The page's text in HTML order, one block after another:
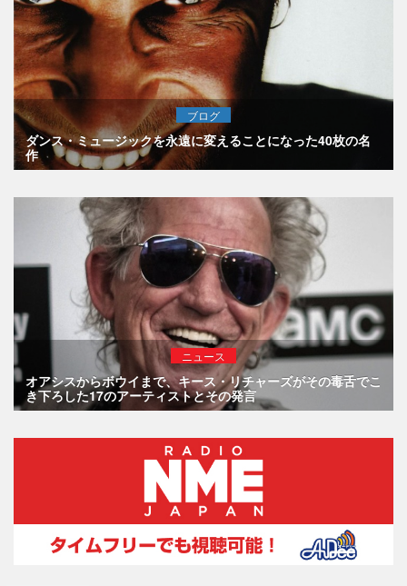
ブログ
ダンス・ミュージックを永遠に変えることになった40枚の名
作
ニュース
オアシスからボウイまで、キース・リチャーズがその毒舌でこ
き下ろした17のアーティストとその発言